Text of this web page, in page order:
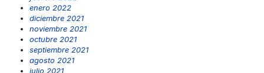
enero 2022
diciembre 2021
noviembre 2021
octubre 2021
septiembre 2021
agosto 2021
julio 2021